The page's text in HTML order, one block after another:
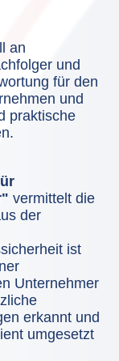
an
und
für den
und
praktische
vermittelt die
der
ist
Unternehmer
erkannt und
umgesetzt